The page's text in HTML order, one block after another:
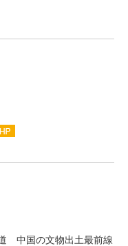
中国の文物出土最前線